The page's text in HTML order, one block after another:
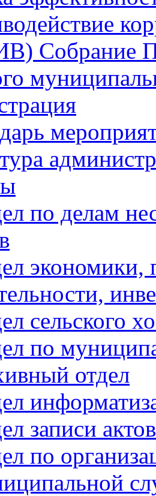
Собрание
по делам
экономики,
сельского
по
отдел
записи
по